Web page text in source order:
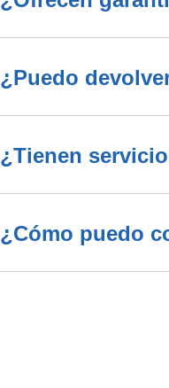
¿Puedo
¿Tienen
¿Cómo puedo